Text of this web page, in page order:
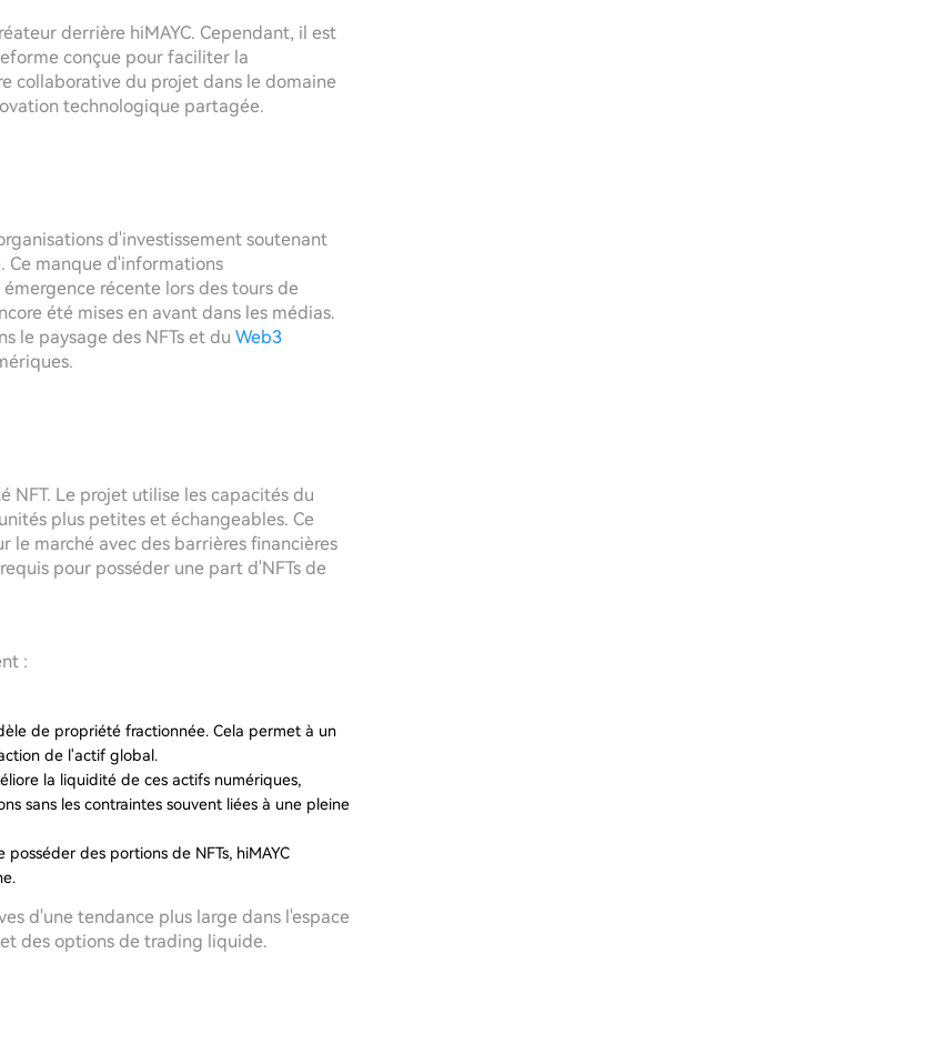
derrière hiMAYC. Cependant, il est
conçue pour faciliter la
collaborative du projet dans le domaine
technologique partagée.
d'investissement soutenant
Ce manque d'informations
récente lors des tours de
été mises en avant dans les médias.
le paysage des NFTs et du Web3
NFT. Le projet utilise les capacités du
plus petites et échangeables. Ce
le marché avec des barrières financières
pour posséder une part d'NFTs de
:
de propriété fractionnée. Cela permet à un
de l'actif global.
la liquidité de ces actifs numériques,
sans les contraintes souvent liées à une pleine
des portions de NFTs, hiMAYC
d'une tendance plus large dans l'espace
des options de trading liquide.